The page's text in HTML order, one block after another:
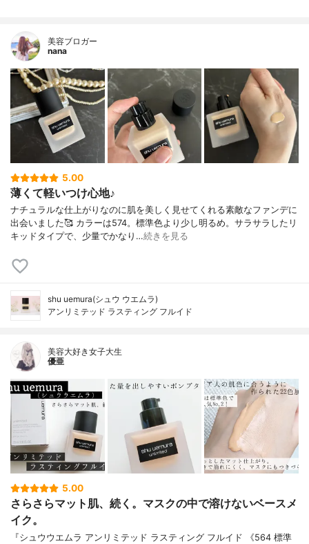
美容ブロガー
nana
5.00
薄くて軽いつけ心地♪
ナチュラルな仕上がりなのに肌を美しく見せてくれる素敵なファンデに
出会いました🥰 カラーは574。標準色より少し明るめ。サラサラしたリ
キッドタイプで、少量でかなり…続きを見る
shu uemura(シュウ ウエムラ)
アンリミテッド ラスティング フルイド
美容大好き女子大生
優亜
5.00
さらさらマット肌、続く。マスクの中で溶けないベースメ
イク。
『シュウウエムラ アンリミテッド ラスティング フルイド 《564 標準